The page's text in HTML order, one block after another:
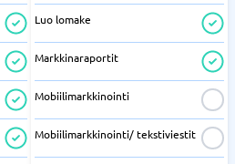
Luo lomake
Markkinaraportit
Mobiilimarkkinointi
Mobiilimarkkinointi/ tekstiviestit